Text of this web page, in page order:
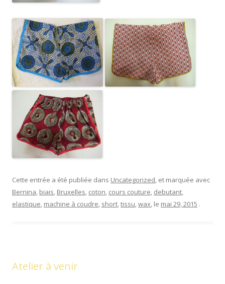
Cette entrée a été publiée dans Uncategorized, et marquée avec
Bernina, biais, Bruxelles, coton, cours couture, debutant,
elastique, machine à coudre, short,tissu,wax, le mai 29, 2015 .
Atelier à venir